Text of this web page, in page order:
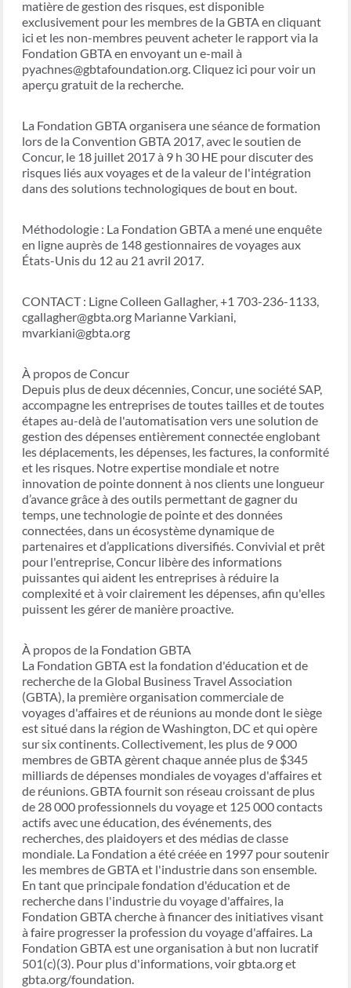
matière de gestion des risques, est disponible
exclusivement pour les membres de la GBTA en cliquant
ici et les non-membres peuvent acheter le rapport via la
Fondation GBTA en envoyant un e-mail à
pyachnes@gbtafoundation.org. Cliquez ici pour voir un
aperçu gratuit de la recherche.
La Fondation GBTA organisera une séance de formation
lors de la Convention GBTA 2017, avec le soutien de
Concur, le 18 juillet 2017 à 9 h 30 HE pour discuter des
risques liés aux voyages et de la valeur de l'intégration
dans des solutions technologiques de bout en bout.
Méthodologie : La Fondation GBTA a mené une enquête
en ligne auprès de 148 gestionnaires de voyages aux
États-Unis du 12 au 21 avril 2017.
CONTACT : Ligne Colleen Gallagher, +1 703-236-1133,
cgallagher@gbta.org Marianne Varkiani,
mvarkiani@gbta.org
À propos de Concur
Depuis plus de deux décennies, Concur, une société SAP,
accompagne les entreprises de toutes tailles et de toutes
étapes au-delà de l'automatisation vers une solution de
gestion des dépenses entièrement connectée englobant
les déplacements, les dépenses, les factures, la conformité
et les risques. Notre expertise mondiale et notre
innovation de pointe donnent à nos clients une longueur
d’avance grâce à des outils permettant de gagner du
temps, une technologie de pointe et des données
connectées, dans un écosystème dynamique de
partenaires et d’applications diversifiés. Convivial et prêt
pour l'entreprise, Concur libère des informations
puissantes qui aident les entreprises à réduire la
complexité et à voir clairement les dépenses, afin qu'elles
puissent les gérer de manière proactive.
À propos de la Fondation GBTA
La Fondation GBTA est la fondation d'éducation et de
recherche de la Global Business Travel Association
(GBTA), la première organisation commerciale de
voyages d'affaires et de réunions au monde dont le siège
est situé dans la région de Washington, DC et qui opère
sur six continents. Collectivement, les plus de 9 000
membres de GBTA gèrent chaque année plus de $345
milliards de dépenses mondiales de voyages d'affaires et
de réunions. GBTA fournit son réseau croissant de plus
de 28 000 professionnels du voyage et 125 000 contacts
actifs avec une éducation, des événements, des
recherches, des plaidoyers et des médias de classe
mondiale. La Fondation a été créée en 1997 pour soutenir
les membres de GBTA et l'industrie dans son ensemble.
En tant que principale fondation d'éducation et de
recherche dans l'industrie du voyage d'affaires, la
Fondation GBTA cherche à financer des initiatives visant
à faire progresser la profession du voyage d'affaires. La
Fondation GBTA est une organisation à but non lucratif
501(c)(3). Pour plus d'informations, voir gbta.org et
gbta.org/foundation.